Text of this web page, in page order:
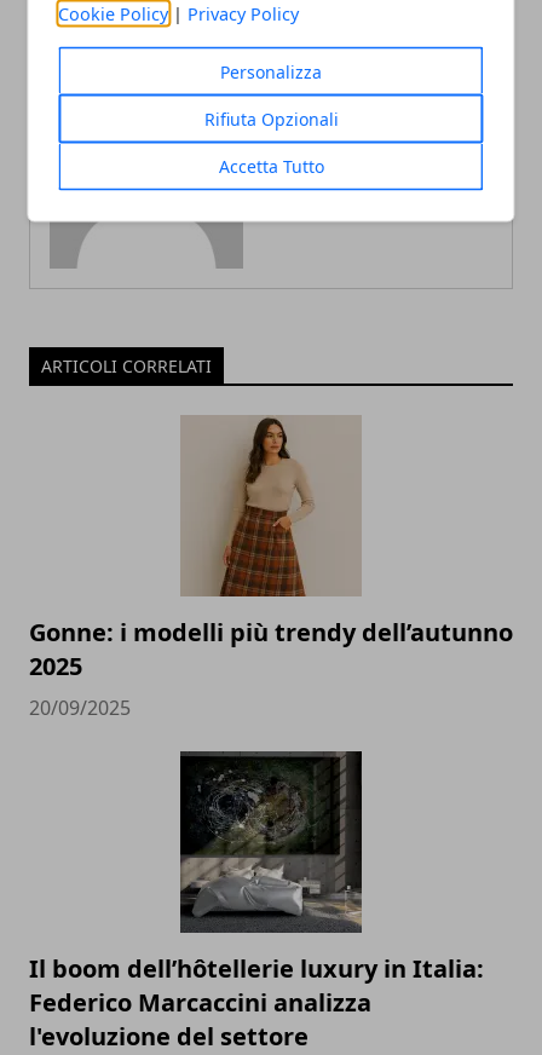
Cookie Policy | Privacy Policy
Personalizza
Rifiuta Opzionali
Accetta Tutto
Redazione
ARTICOLI CORRELATI
Gonne: i modelli più trendy dell’autunno
2025
20/09/2025
Il boom dell’hôtellerie luxury in Italia:
Federico Marcaccini analizza
l'evoluzione del settore